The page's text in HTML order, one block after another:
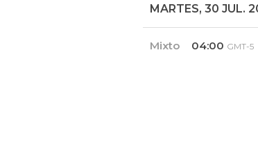
MARTES, 30 JUL.
Mixto 04:00 GMT-5